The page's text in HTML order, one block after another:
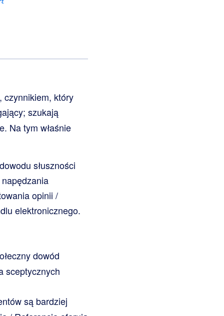
czynnikiem, który
szukają
Na tym właśnie
słuszności
opinii /
elektronicznego.
dowód
sceptycznych
są bardziej